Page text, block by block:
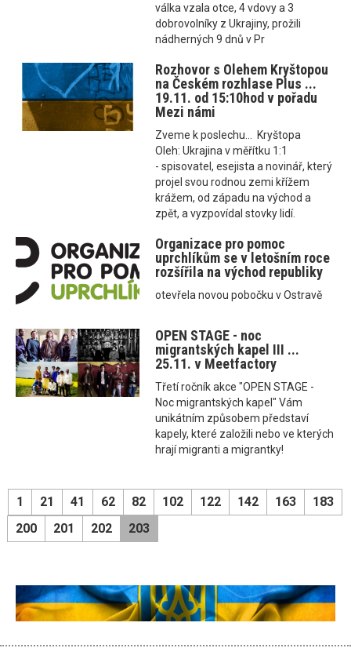
válka vzala otce, 4 vdovy a 3
dobrovolníky z Ukrajiny, prožili
nádherných 9 dnů v Pr
Rozhovor s Olehem Kryštopou
na Českém rozhlase Plus ...
19.11. od 15:10hod v pořadu
Mezi námi
Zveme k poslechu... Kryštopa
Oleh: Ukrajina v měřítku 1:1
- spisovatel, esejista a novinář, který
projel svou rodnou zemi křížem
krážem, od západu na východ a
zpět, a vyzpovídal stovky lidí.
Organizace pro pomoc
uprchlíkům se v letošním roce
rozšířila na východ republiky
otevřela novou pobočku v Ostravě
OPEN STAGE - noc
migrantských kapel III ...
25.11. v Meetfactory
Třetí ročník akce "OPEN STAGE -
Noc migrantských kapel" Vám
unikátním způsobem představí
kapely, které založili nebo ve kterých
hrají migranti a migrantky!
1 21 41 62 82 102 122 142 163
183
200
201 202 203